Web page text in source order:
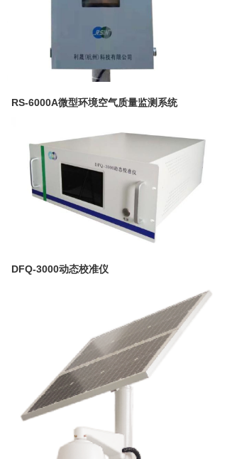
RS-6000A微型环境空气质量监测系统
DFQ-3000动态校准仪